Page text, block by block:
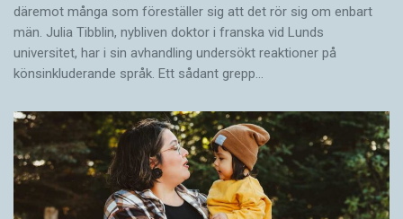
där­emot många som föreställer sig att det rör sig om enbart
män. Julia Tibblin, nybliven doktor i franska vid Lunds
universitet, har i sin avhandling undersökt reaktioner på
könsinkluderande språk. Ett sådant grepp…